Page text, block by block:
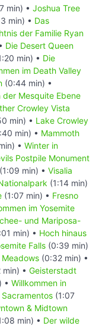
min) • Joshua Tree
min) • Das
der Familie Ryan
Die Desert Queen
min) • Die
im Death Valley
(0:44 min) •
der Mesquite Ebene
Crowley Vista
min) • Lake Crowley
min) • Mammoth
• Winter in
Postpile Monument
(1:09 min) • Visalia
(1:14 min)
(1:07 min) • Fresno
im Yosemite
und Mariposa-
min) • Hoch hinaus
Falls (0:39 min)
Meadows (0:32 min) •
min) • Geisterstadt
• Willkommen in
(1:07
& Midtown
min) • Der wilde